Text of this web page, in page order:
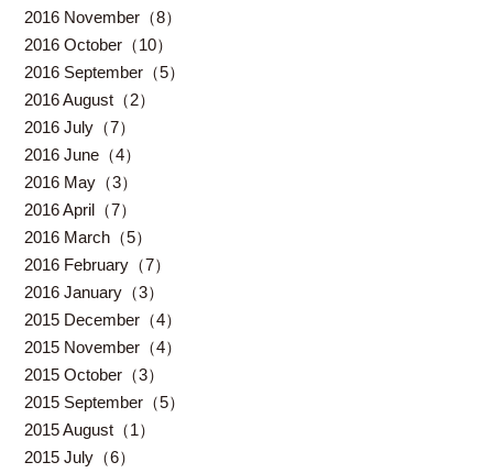
2016 November（8）
2016 October（10）
2016 September（5）
2016 August（2）
2016 July（7）
2016 June（4）
2016 May（3）
2016 April（7）
2016 March（5）
2016 February（7）
2016 January（3）
2015 December（4）
2015 November（4）
2015 October（3）
2015 September（5）
2015 August（1）
2015 July（6）